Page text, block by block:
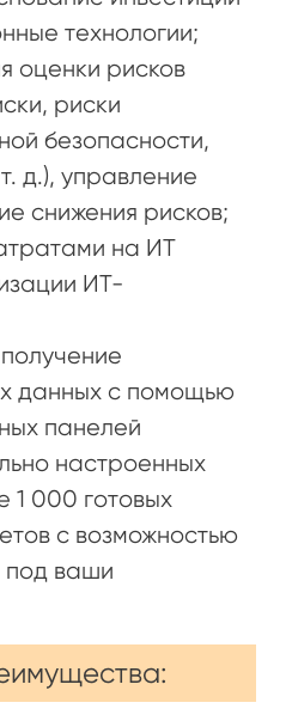
технологии;
оценки рисков
риски
безопасности,
д.), управление
снижения рисков;
на ИТ
ИТ-
данных с помощью
панелей
настроенных
1 000 готовых
с возможностью
под ваши